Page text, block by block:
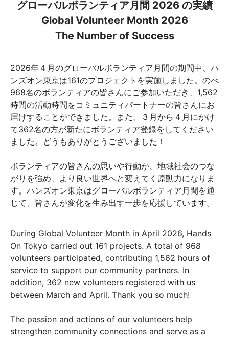
グローバルボランティア月間 2026 の実績
Global Volunteer Month 2026
The Number of Success
2026年４月のグローバルボランティア月間の期間中、ハ
ンズオン東京は161のプロジェクトを実施しました。のべ
968名のボランティアの皆さんにご参加いただき、1,562
時間の活動時間をコミュニティパートナーの皆さんにお
届けすることができました。また、３月から４月にかけ
て362名の方が新たにボランティア登録をしてください
ました。どうもありがとうございました！
ボランティアの皆さんの思いや行動が、地域社会のつな
がりを強め、より良い世界へと変えてく原動力になりま
す。ハンズオン東京はグローバルボランティア月間を通
じて、皆さんが変化を生み出す一歩を応援しています。
During Global Volunteer Month in April 2026, Hands
On Tokyo carried out 161 projects. A total of 968
volunteers participated, contributing 1,562 hours of
service to support our community partners. In
addition, 362 new volunteers registered with us
between March and April. Thank you so much!
The passion and actions of our volunteers help
strengthen community connections and serve as a